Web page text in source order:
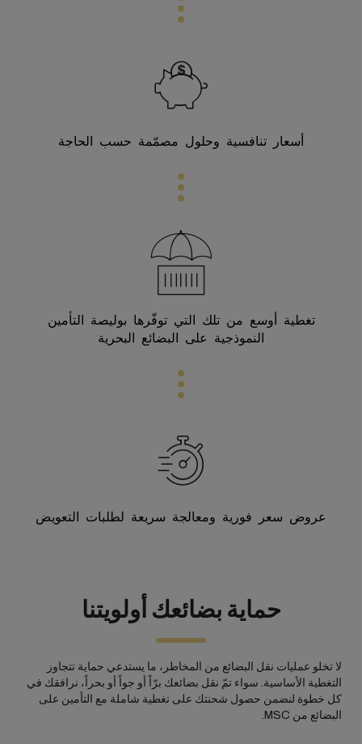
أسعار تنافسية وحلول مصمّمة حسب الحاجة
تغطية أوسع من تلك التي توفّرها بوليصة التأمين
النموذجية على البضائع البحرية
عروض سعر فورية ومعالجة سريعة لطلبات التعويض
حماية بضائعك أولويتنا
لا تخلو عمليات نقل البضائع من المخاطر، ما يستدعي حماية تتجاوز
التغطية الأساسية. سواء تمّ نقل بضائعك برّاً أو جواً أو بحراً، نرافقك في
كل خطوة لنضمن حصول شحنتك على تغطية شاملة مع التأمين على
البضائع من MSC.